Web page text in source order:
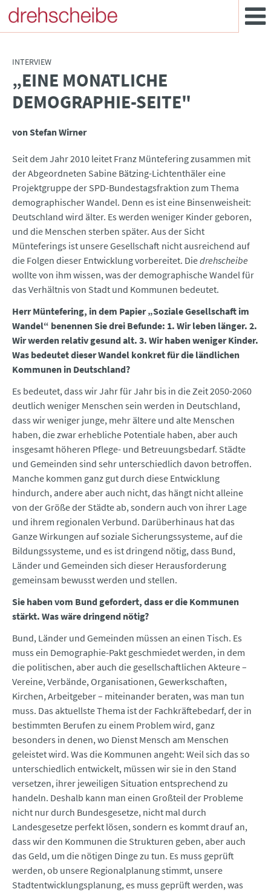
INTERVIEW
„EINE MONATLICHE
DEMOGRAPHIE-SEITE"
von Stefan Wirner
Seit dem Jahr 2010 leitet Franz Müntefering zusammen mit
der Abgeordneten Sabine Bätzing-Lichtenthäler eine
Projektgruppe der SPD-Bundestagsfraktion zum Thema
demographischer Wandel. Denn es ist eine Binsenweisheit:
Deutschland wird älter. Es werden weniger Kinder geboren,
und die Menschen sterben später. Aus der Sicht
Münteferings ist unsere Gesellschaft nicht ausreichend auf
die Folgen dieser Entwicklung vorbereitet. Diedrehscheibe
wollte von ihm wissen, was der demographische Wandel für
das Verhältnis von Stadt und Kommunen bedeutet.
Herr Müntefering, in dem Papier „Soziale Gesellschaft im
Wandel“ benennen Sie drei Befunde: 1. Wir leben länger. 2.
Wir werden relativ gesund alt. 3. Wir haben weniger Kinder.
Was bedeutet dieser Wandel konkret für die ländlichen
Kommunen in Deutschland?
Es bedeutet, dass wir Jahr für Jahr bis in die Zeit 2050-2060
deutlich weniger Menschen sein werden in Deutschland,
dass wir weniger junge, mehr ältere und alte Menschen
haben, die zwar erhebliche Potentiale haben, aber auch
insgesamt höheren Pflege- und Betreuungsbedarf. Städte
und Gemeinden sind sehr unterschiedlich davon betroffen.
Manche kommen ganz gut durch diese Entwicklung
hindurch, andere aber auch nicht, das hängt nicht alleine
von der Größe der Städte ab, sondern auch von ihrer Lage
und ihrem regionalen Verbund. Darüberhinaus hat das
Ganze Wirkungen auf soziale Sicherungssysteme, auf die
Bildungssysteme, und es ist dringend nötig, dass Bund,
Länder und Gemeinden sich dieser Herausforderung
gemeinsam bewusst werden und stellen.
Sie haben vom Bund gefordert, dass er die Kommunen
stärkt. Was wäre dringend nötig?
Bund, Länder und Gemeinden müssen an einen Tisch. Es
muss ein Demographie-Pakt geschmiedet werden, in dem
die politischen, aber auch die gesellschaftlichen Akteure –
Vereine, Verbände, Organisationen, Gewerkschaften,
Kirchen, Arbeitgeber – miteinander beraten, was man tun
muss. Das aktuellste Thema ist der Fachkräftebedarf, der in
bestimmten Berufen zu einem Problem wird, ganz
besonders in denen, wo Dienst Mensch am Menschen
geleistet wird. Was die Kommunen angeht: Weil sich das so
unterschiedlich entwickelt, müssen wir sie in den Stand
versetzen, ihrer jeweiligen Situation entsprechend zu
handeln. Deshalb kann man einen Großteil der Probleme
nicht nur durch Bundesgesetze, nicht mal durch
Landesgesetze perfekt lösen, sondern es kommt drauf an,
dass wir den Kommunen die Strukturen geben, aber auch
das Geld, um die nötigen Dinge zu tun. Es muss geprüft
werden, ob unsere Regionalplanung stimmt, unsere
Stadtentwicklungsplanung, es muss geprüft werden, was